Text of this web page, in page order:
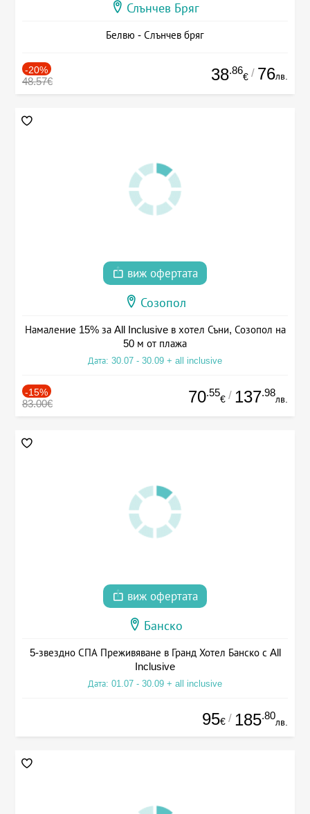
Слънчев Бряг
Белвю - Слънчев бряг
-20%
48.57€ 38.86
€ / 76лв.
виж офертата
Созопол
Намаление 15% за All Inclusive в хотел Съни, Созопол на
50 м от плажа
Дата: 30.07 - 30.09 + all inclusive
-15%
83.00€ 70.55
€ / 137.98
лв.
виж офертата
Банско
5-звездно СПА Преживяване в Гранд Хотел Банско с All
Inclusive
Дата: 01.07 - 30.09 + all inclusive
95€ / 185.80
лв.